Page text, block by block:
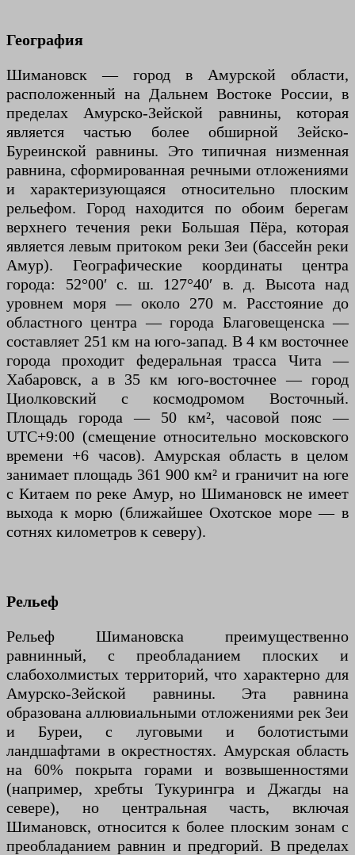
География
Шимановск — город в Амурской области,
расположенный на Дальнем Востоке России, в
пределах Амурско-Зейской равнины, которая
является частью более обширной Зейско-
Буреинской равнины. Это типичная низменная
равнина, сформированная речными отложениями
и характеризующаяся относительно плоским
рельефом. Город находится по обоим берегам
верхнего течения реки Большая Пёра, которая
является левым притоком реки Зеи (бассейн реки
Амур). Географические координаты центра
города: 52°00′ с. ш. 127°40′ в. д. Высота над
уровнем моря — около 270 м. Расстояние до
областного центра — города Благовещенска —
составляет 251 км на юго-запад. В 4 км восточнее
города проходит федеральная трасса Чита —
Хабаровск, а в 35 км юго-восточнее — город
Циолковский с космодромом Восточный.
Площадь города — 50 км², часовой пояс —
UTC+9:00 (смещение относительно московского
времени +6 часов). Амурская область в целом
занимает площадь 361 900 км² и граничит на юге
с Китаем по реке Амур, но Шимановск не имеет
выхода к морю (ближайшее Охотское море — в
сотнях километров к северу).
Рельеф
Рельеф Шимановска преимущественно
равнинный, с преобладанием плоских и
слабохолмистых территорий, что характерно для
Амурско-Зейской равнины. Эта равнина
образована аллювиальными отложениями рек Зеи
и Буреи, с луговыми и болотистыми
ландшафтами в окрестностях. Амурская область
на 60% покрыта горами и возвышенностями
(например, хребты Тукурингра и Джагды на
севере), но центральная часть, включая
Шимановск, относится к более плоским зонам с
преобладанием равнин и предгорий. В пределах